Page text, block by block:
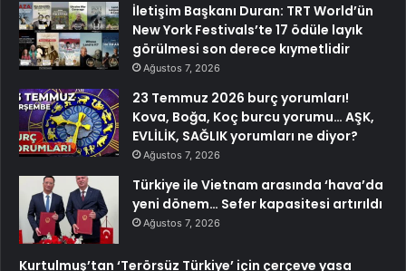
İletişim Başkanı Duran: TRT World’ün
New York Festivals’te 17 ödüle layık
görülmesi son derece kıymetlidir
Ağustos 7, 2026
23 Temmuz 2026 burç yorumları!
Kova, Boğa, Koç burcu yorumu… AŞK,
EVLİLİK, SAĞLIK yorumları ne diyor?
Ağustos 7, 2026
Türkiye ile Vietnam arasında ‘hava’da
yeni dönem… Sefer kapasitesi artırıldı
Ağustos 7, 2026
Kurtulmuş’tan ‘Terörsüz Türkiye’ için çerçeve yasa